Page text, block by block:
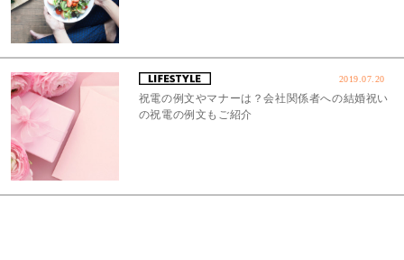
2019.07.20
祝電の例文やマナーは？会社関係者への結婚祝い
の祝電の例文もご紹介